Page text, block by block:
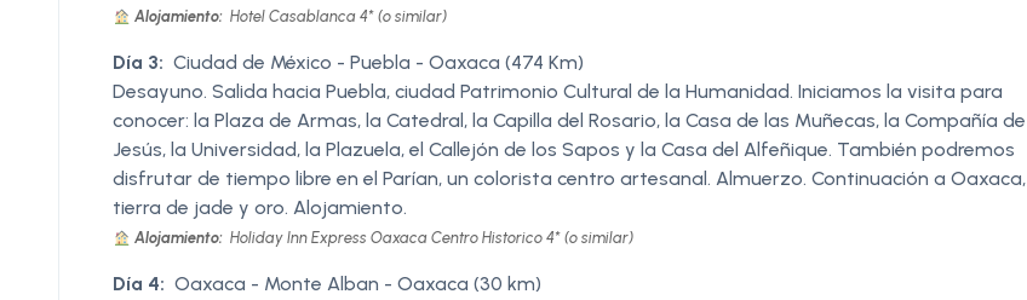
Alojamiento: Hotel Casablanca 4* (o similar)
Día 3: Ciudad de México - Puebla - Oaxaca (474 Km)
Desayuno. Salida hacia Puebla, ciudad Patrimonio Cultural de la Humanidad. Iniciamos la visita para
conocer: la Plaza de Armas, la Catedral, la Capilla del Rosario, la Casa de las Muñecas, la Compañía de
Jesús, la Universidad, la Plazuela, el Callejón de los Sapos y la Casa del Alfeñique. También podremos
disfrutar de tiempo libre en el Parían, un colorista centro artesanal. Almuerzo. Continuación a Oaxaca,
tierra de jade y oro. Alojamiento.
Alojamiento: Holiday Inn Express Oaxaca Centro Historico 4* (o similar)
Día 4: Oaxaca - Monte Alban - Oaxaca (30 km)